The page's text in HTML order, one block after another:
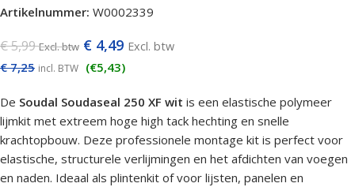
Artikelnummer: W0002339
€5,99 Excl. btw € 4,49 Excl. btw
€7,25 incl. BTW (€5,43)
De Soudal Soudaseal 250 XF wit is een elastische polymeer
lijmkit met extreem hoge high tack hechting en snelle
krachtopbouw. Deze professionele montage kit is perfect voor
elastische, structurele verlijmingen en het afdichten van voegen
en naden. Ideaal als plintenkit of voor lijsten, panelen en